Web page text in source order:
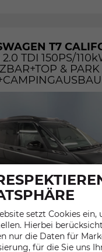
T7
TDI 150PS/
&
setzt Cookies
Hierbei
nur die Daten für
für die Sie uns